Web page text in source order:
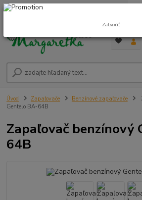
0948 236 042
Úvod Zapaľovače Benzínové zapaľovače
Gentelo BA-64B
Zapaľovač benzínový
64B
Zatvoriť